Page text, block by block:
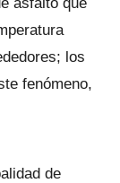
los
fenómeno,
de